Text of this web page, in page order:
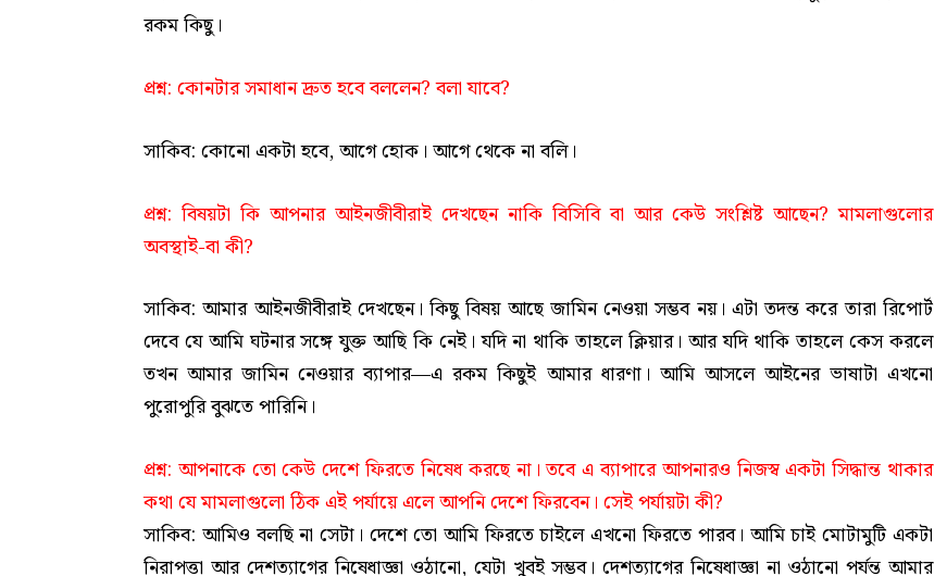
রকম কিছু।
প্রশ্ন: কোনটার সমাধান দ্রুত হবে বললেন? বলা যাবে?
সাকিব: কোনো একটা হবে, আগে হোক। আগে থেকে না বলি।
প্রশ্ন: বিষয়টা কি আপনার আইনজীবীরাই দেখছেন নাকি বিসিবি বা আর কেউ সংশ্লিষ্ট আছেন? মামলাগুলোর
অবস্থাই-বা কী?
সাকিব: আমার আইনজীবীরাই দেখছেন। কিছু বিষয় আছে জামিন নেওয়া সম্ভব নয়। এটা তদন্ত করে তারা রিপোর্ট
দেবে যে আমি ঘটনার সঙ্গে যুক্ত আছি কি নেই। যদি না থাকি তাহলে ক্লিয়ার। আর যদি থাকি তাহলে কেস করলে
তখন আমার জামিন নেওয়ার ব্যাপার—এ রকম কিছুই আমার ধারণা। আমি আসলে আইনের ভাষাটা এখনো
পুরোপুরি বুঝতে পারিনি।
প্রশ্ন: আপনাকে তো কেউ দেশে ফিরতে নিষেধ করছে না। তবে এ ব্যাপারে আপনারও নিজস্ব একটা সিদ্ধান্ত থাকার
কথা যে মামলাগুলো ঠিক এই পর্যায়ে এলে আপনি দেশে ফিরবেন। সেই পর্যায়টা কী?
সাকিব: আমিও বলছি না সেটা। দেশে তো আমি ফিরতে চাইলে এখনো ফিরতে পারব। আমি চাই মোটামুটি একটা
নিরাপত্তা আর দেশত্যাগের নিষেধাজ্ঞা ওঠানো, যেটা খুবই সম্ভব। দেশত্যাগের নিষেধাজ্ঞা না ওঠানো পর্যন্ত আমার